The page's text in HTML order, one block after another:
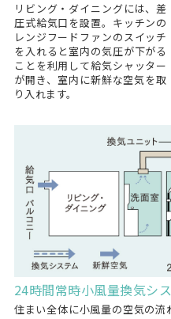
リビング・ダイニングには、差
圧式給気口を設置。キッチンの
レンジフードファンのスイッチ
を入れると室内の気圧が下がる
ことを利用して給気シャッター
が開き、室内に新鮮な空気を取
り入れます。
24時間常時小風量換気シ
住まい全体に小風量の空気の